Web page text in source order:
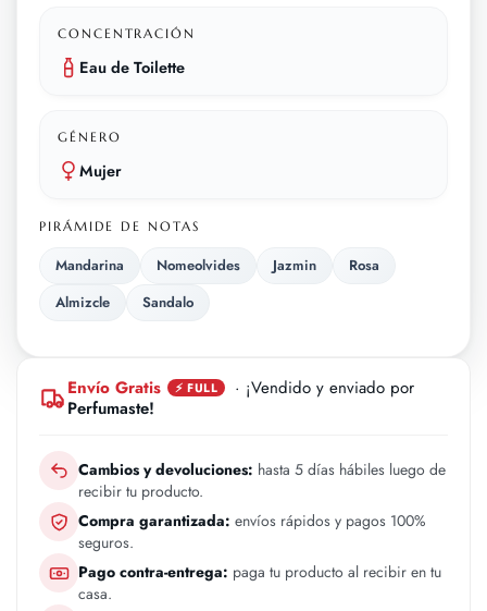
CONCENTRACIÓN
Eau de Toilette
GÉNERO
Mujer
PIRÁMIDE DE NOTAS
Mandarina Nomeolvides Jazmin
Rosa
Almizcle
Sandalo
Envío Gratis ⚡ FULL
· ¡Vendido y enviado por
Perfumaste!
Cambios y devoluciones: hasta 5 días hábiles luego de
recibir tu producto.
Compra garantizada: envíos rápidos y pagos 100%
seguros.
Pago contra-entrega: paga tu producto al recibir en tu
casa.